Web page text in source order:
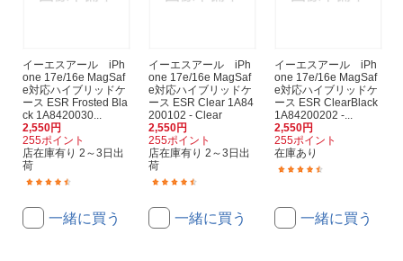
イーエスアール iPh
one 17e/16e MagSaf
e対応ハイブリッドケ
ース ESR Frosted Bla
ck 1A8420030...
2,550円
255ポイント
店在庫有り 2～3日出
荷
一緒に買う
イーエスアール iPh
one 17e/16e MagSaf
e対応ハイブリッドケ
ース ESR Clear 1A84
200102 - Clear
2,550円
255ポイント
店在庫有り 2～3日出
荷
一緒に買う
イーエスアール iPh
one 17e/16e MagSaf
e対応ハイブリッドケ
ース ESR ClearBlack
1A84200202 -...
2,550円
255ポイント
在庫あり
一緒に買う